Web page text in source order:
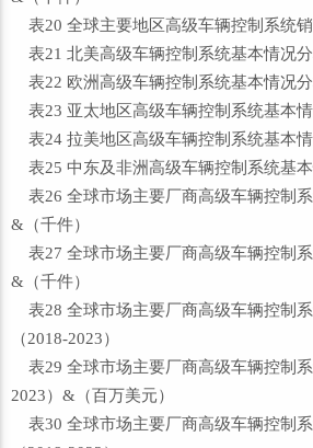
表20 全球主要地区高级车辆控制系统销
表21 北美高级车辆控制系统基本情况
表22 欧洲高级车辆控制系统基本情况
表23 亚太地区高级车辆控制系统基本
表24 拉美地区高级车辆控制系统基本
表25 中东及非洲高级车辆控制系统基
表26 全球市场主要厂商高级车辆控制系
&（千件）
表27 全球市场主要厂商高级车辆控制系
&（千件）
表28 全球市场主要厂商高级车辆控制
（2018-2023）
表29 全球市场主要厂商高级车辆控制
2023）&（百万美元）
表30 全球市场主要厂商高级车辆控制